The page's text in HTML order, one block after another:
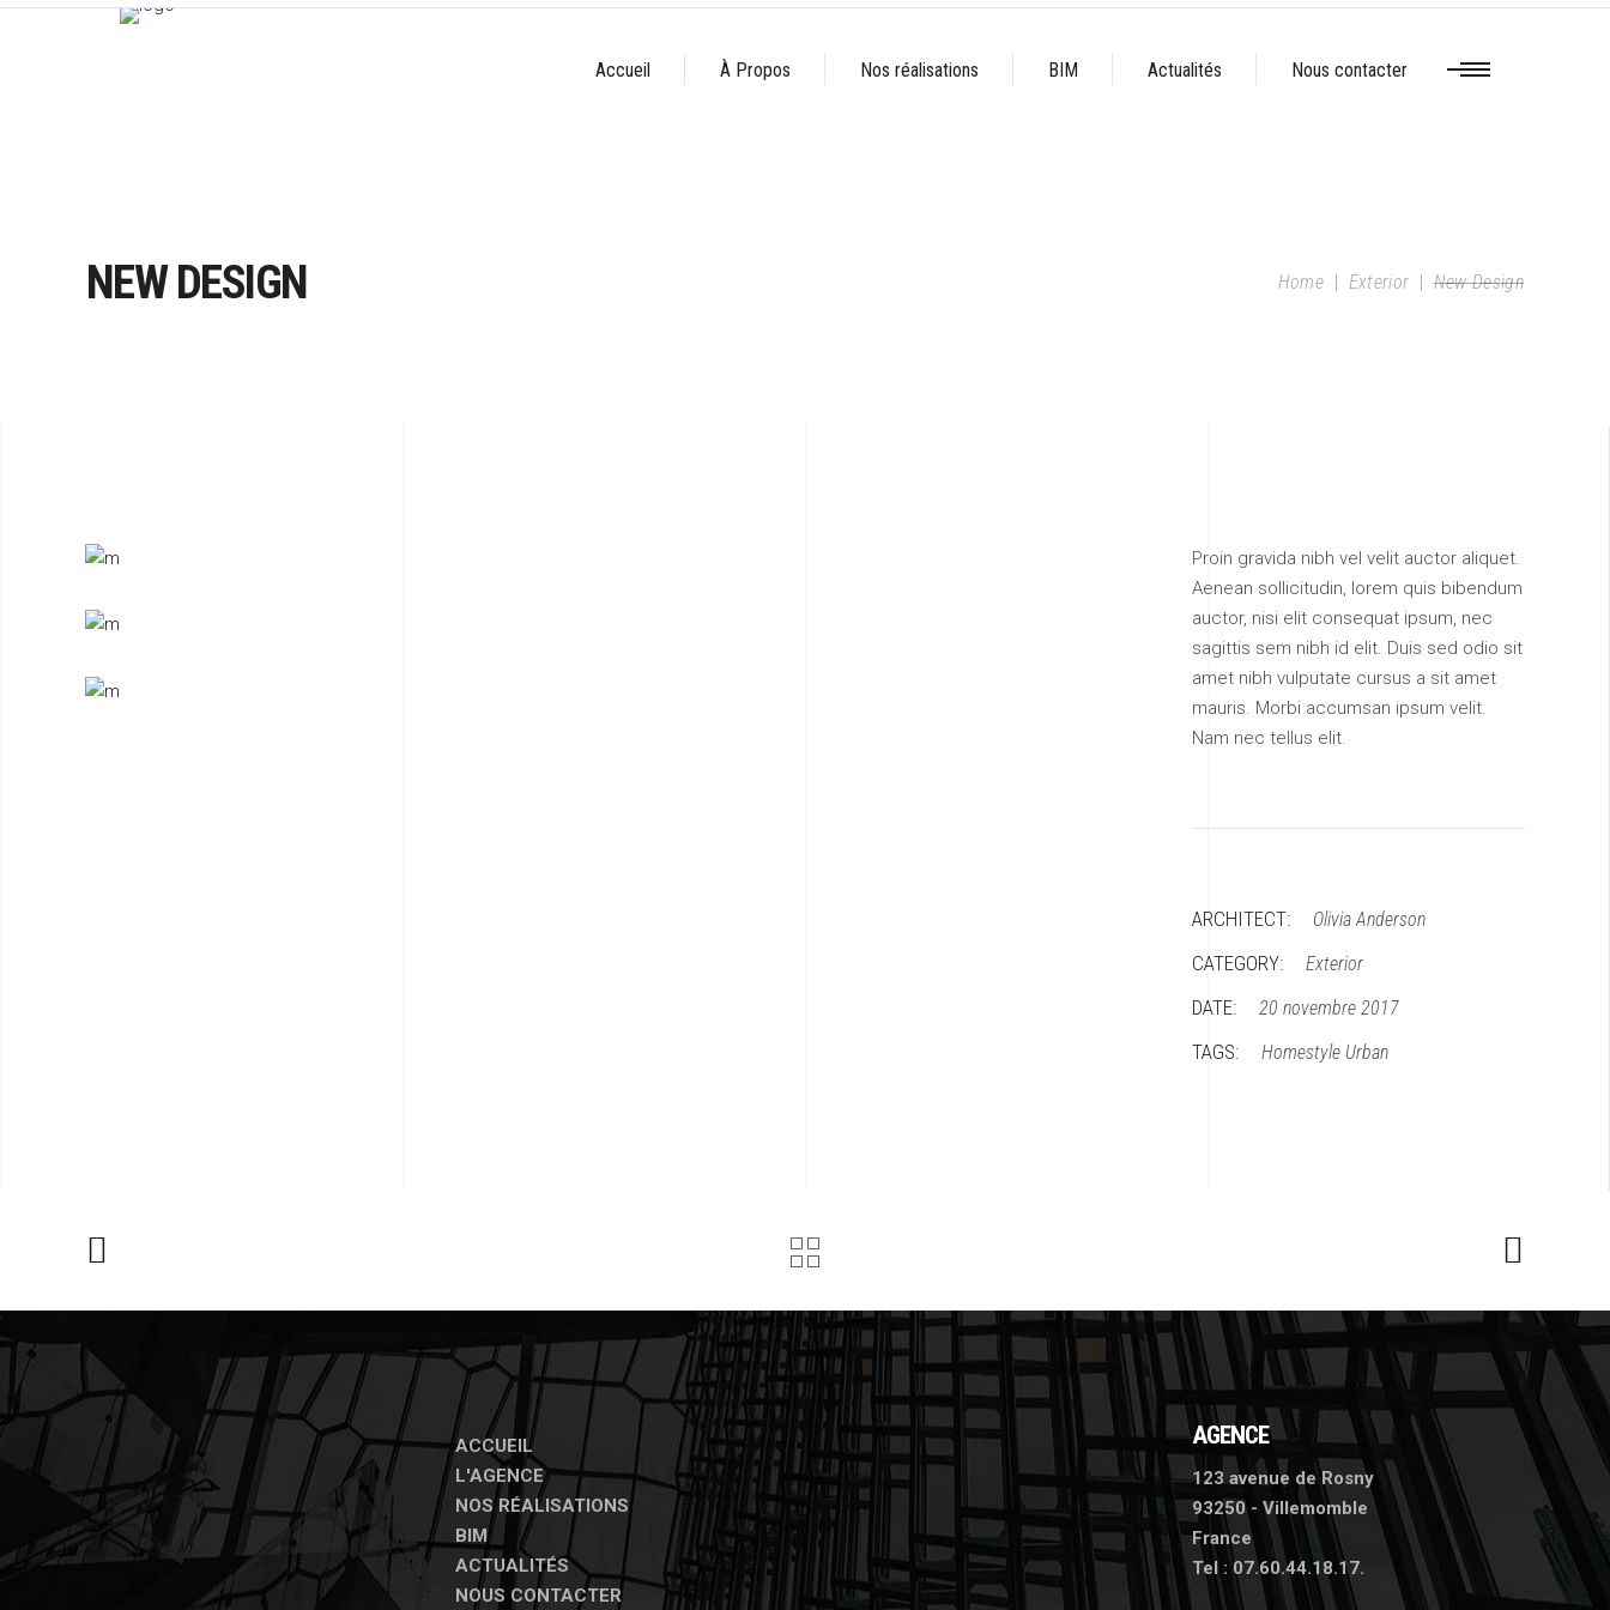
Accueil À Propos Nos réalisations BIM Actualités Nous contacter
NEW DESIGN Home | Exterior | New Design
Proin gravida nibh vel velit auctor aliquet.
Aenean sollicitudin, lorem quis bibendum
auctor, nisi elit consequat ipsum, nec
sagittis sem nibh id elit. Duis sed odio sit
amet nibh vulputate cursus a sit amet
mauris. Morbi accumsan ipsum velit.
Nam nec tellus elit.
ARCHITECT: Olivia Anderson
CATEGORY: Exterior
DATE: 20 novembre 2017
TAGS: Homestyle Urban
ACCUEIL
L'AGENCE
NOS RÉALISATIONS
BIM
ACTUALITÉS
NOUS CONTACTER
AGENCE
123 avenue de Rosny
93250 - Villemomble
France
Tel : 07.60.44.18.17.